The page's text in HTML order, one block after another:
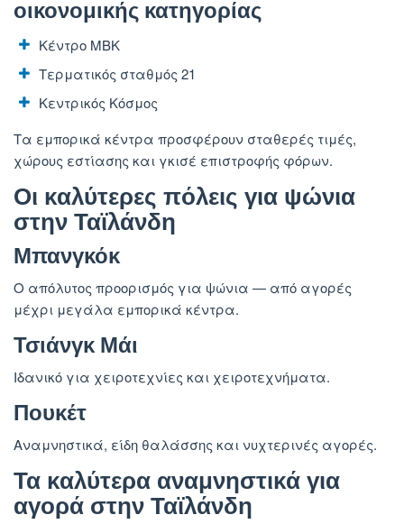
οικονομικής κατηγορίας
Κέντρο MBK
Τερματικός σταθμός 21
Κεντρικός Κόσμος
Τα εμπορικά κέντρα προσφέρουν σταθερές τιμές,
χώρους εστίασης και γκισέ επιστροφής φόρων.
Οι καλύτερες πόλεις για ψώνια
στην Ταϊλάνδη
Μπανγκόκ
Ο απόλυτος προορισμός για ψώνια — από αγορές
μέχρι μεγάλα εμπορικά κέντρα.
Τσιάνγκ Μάι
Ιδανικό για χειροτεχνίες και χειροτεχνήματα.
Πουκέτ
Αναμνηστικά, είδη θαλάσσης και νυχτερινές αγορές.
Τα καλύτερα αναμνηστικά για
αγορά στην Ταϊλάνδη